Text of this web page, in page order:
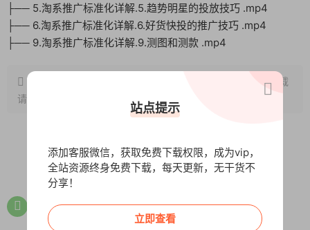
├── 5.淘系推广标准化详解.5.趋势明星的投放技巧 .mp4
├── 6.淘系推广标准化详解.6.好货快投的推广技巧 .mp4
├── 9.淘系推广标准化详解.9.测图和测款 .mp4
原文链接：
，转载
请注明出处~~~
0 0
站点提示
添加客服微信，获取免费下载权限，成为vip，
全站资源终身免费下载，每天更新，无干货不
分享！
立即查看